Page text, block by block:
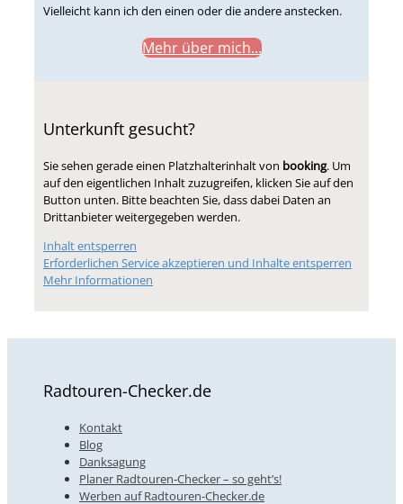
Vielleicht kann ich den einen oder die andere anstecken.
Mehr über mich...
Unterkunft gesucht?
Sie sehen gerade einen Platzhalterinhalt von booking. Um
auf den eigentlichen Inhalt zuzugreifen, klicken Sie auf den
Button unten. Bitte beachten Sie, dass dabei Daten an
Drittanbieter weitergegeben werden.
Inhalt entsperren
Erforderlichen Service akzeptieren und Inhalte entsperren
Mehr Informationen
Radtouren-Checker.de
Kontakt
Blog
Danksagung
Planer Radtouren-Checker – so geht’s!
Werben auf Radtouren-Checker.de